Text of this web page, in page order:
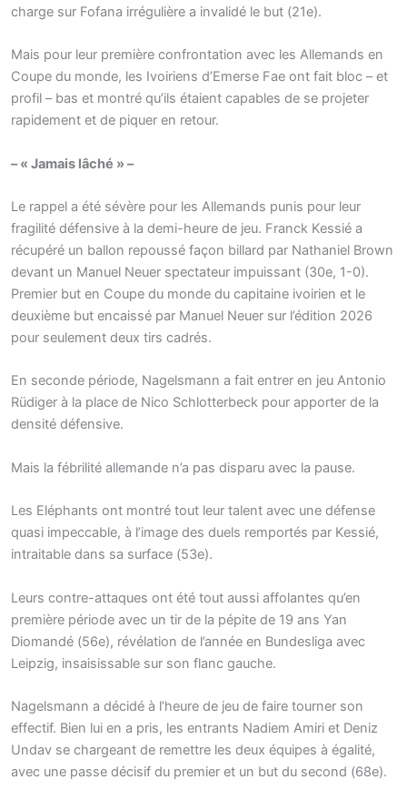
charge sur Fofana irrégulière a invalidé le but (21e).
Mais pour leur première confrontation avec les Allemands en
Coupe du monde, les Ivoiriens d’Emerse Fae ont fait bloc – et
profil – bas et montré qu’ils étaient capables de se projeter
rapidement et de piquer en retour.
– « Jamais lâché » –
Le rappel a été sévère pour les Allemands punis pour leur
fragilité défensive à la demi-heure de jeu. Franck Kessié a
récupéré un ballon repoussé façon billard par Nathaniel Brown
devant un Manuel Neuer spectateur impuissant (30e, 1-0).
Premier but en Coupe du monde du capitaine ivoirien et le
deuxième but encaissé par Manuel Neuer sur l’édition 2026
pour seulement deux tirs cadrés.
En seconde période, Nagelsmann a fait entrer en jeu Antonio
Rüdiger à la place de Nico Schlotterbeck pour apporter de la
densité défensive.
Mais la fébrilité allemande n’a pas disparu avec la pause.
Les Eléphants ont montré tout leur talent avec une défense
quasi impeccable, à l’image des duels remportés par Kessié,
intraitable dans sa surface (53e).
Leurs contre-attaques ont été tout aussi affolantes qu’en
première période avec un tir de la pépite de 19 ans Yan
Diomandé (56e), révélation de l’année en Bundesliga avec
Leipzig, insaisissable sur son flanc gauche.
Nagelsmann a décidé à l’heure de jeu de faire tourner son
effectif. Bien lui en a pris, les entrants Nadiem Amiri et Deniz
Undav se chargeant de remettre les deux équipes à égalité,
avec une passe décisif du premier et un but du second (68e).